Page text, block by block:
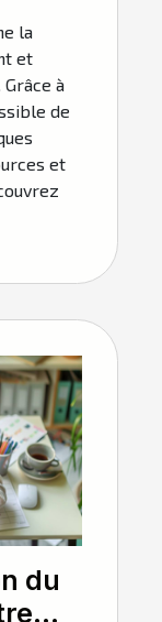
la
et
à
de
et
du